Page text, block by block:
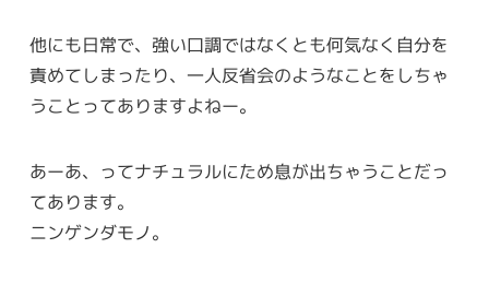
他にも日常で、強い口調ではなくとも何気なく自分を
責めてしまったり、一人反省会のようなことをしちゃ
うことってありますよねー。
あーあ、ってナチュラルにため息が出ちゃうことだっ
てあります。
ニンゲンダモノ。